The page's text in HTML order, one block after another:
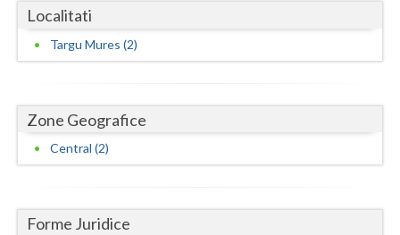
Ilfov
Maramures
Mures
Neamt
Prahova
Localitati
Targu Mures (2)
Zone Geografice
Central (2)
Forme Juridice